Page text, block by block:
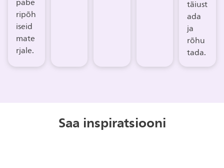
ripõh
iseid
mate
rjale.
täiust
ada
ja
rõhu
tada.
Saa inspiratsiooni